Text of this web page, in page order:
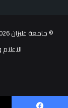
© جامعة غليزان 2026، جميع الحقوق محفوظة |